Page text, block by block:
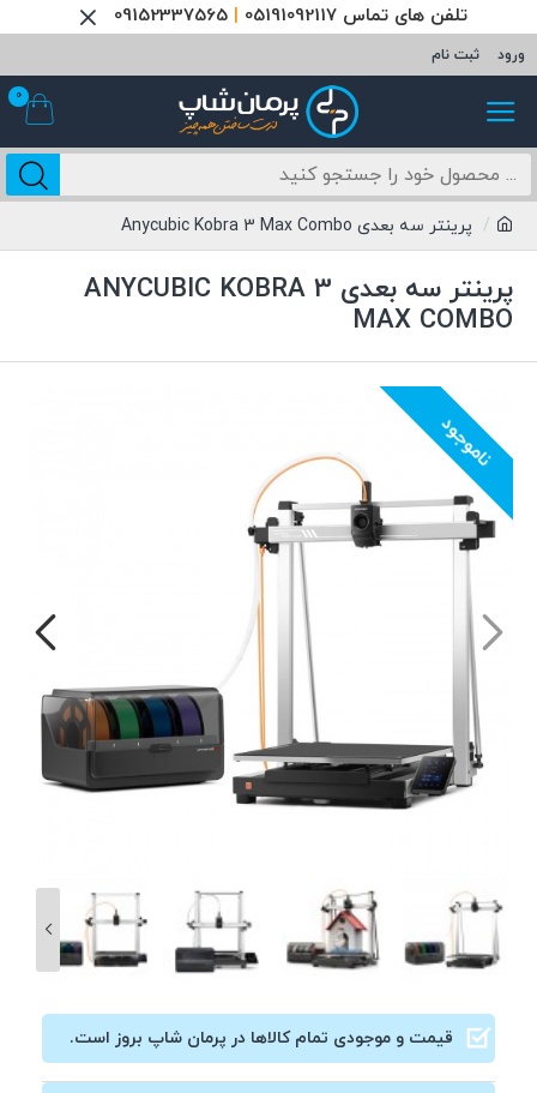
تلفن های تماس 05191092117 09152337565
ورود ثبت نام
0
پرینتر سه بعدی Anycubic Kobra 3 Max Combo
پرینتر سه بعدی ANYCUBIC KOBRA 3
MAX COMBO
ناموجود
قیمت و موجودی تمام کالاها در پرمان شاپ بروز است.